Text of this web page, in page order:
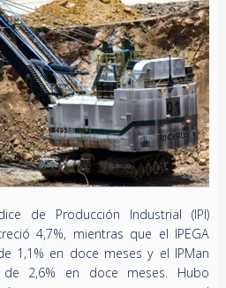
de Producción Industrial (IPI)
4,7%, mientras que el IPEGA
1,1% en doce meses y el IPMan
2,6% en doce meses. Hubo